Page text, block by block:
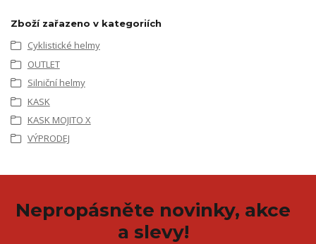
Zboží zařazeno v kategoriích
Cyklistické helmy
OUTLET
Silniční helmy
KASK
KASK MOJITO X
VÝPRODEJ
Nepropásněte novinky, akce
a slevy!